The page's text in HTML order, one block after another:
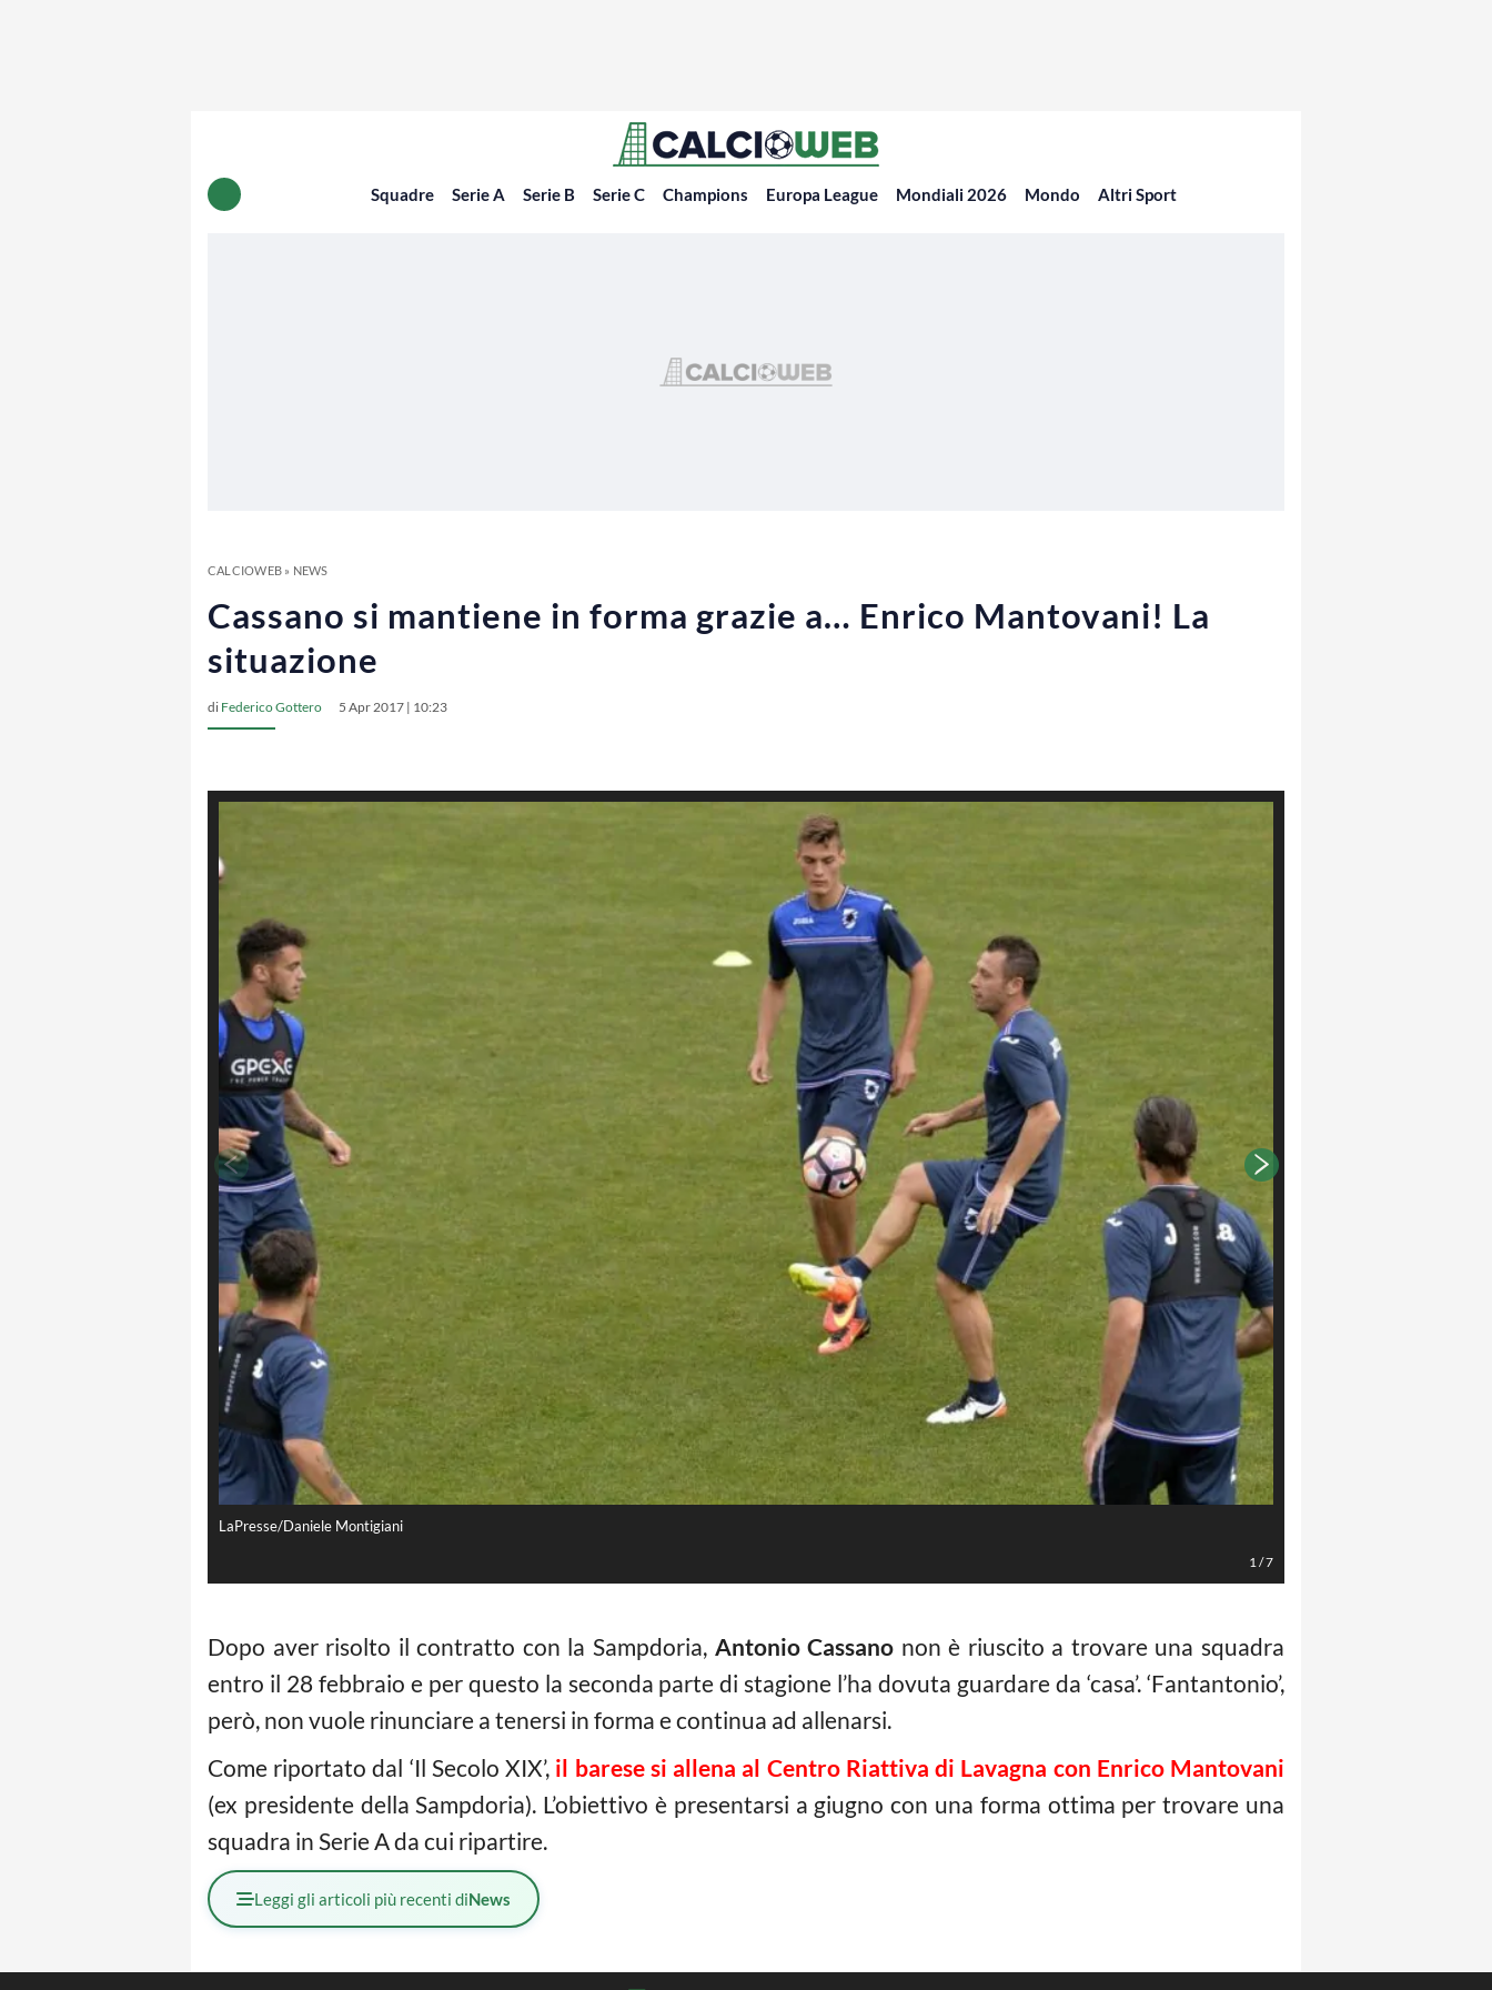
Squadre Serie A Serie B Serie C Champions Europa League Mondiali 2026 Mondo Altri Sport
CALCIOWEB» NEWS
Cassano si mantiene in forma grazie a… Enrico Mantovani! La
situazione
di Federico Gottero 5 Apr 2017 | 10:23
LaPresse/Daniele Montigiani
1/7
Dopo aver risolto il contratto con la Sampdoria, Antonio Cassano non è riuscito a trovare una squadra
entro il 28 febbraio e per questo la seconda parte di stagione l’ha dovuta guardare da ‘casa’. ‘Fantantonio’,
però, non vuole rinunciare a tenersi in forma e continua ad allenarsi.
Come riportato dal ‘Il Secolo XIX’, il barese si allena al Centro Riattiva di Lavagna con Enrico Mantovani
(ex presidente della Sampdoria). L’obiettivo è presentarsi a giugno con una forma ottima per trovare una
squadra in Serie A da cui ripartire.
Leggi gli articoli più recenti diNews